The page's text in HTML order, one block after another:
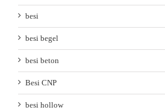
besi
besi begel
besi beton
Besi CNP
besi hollow